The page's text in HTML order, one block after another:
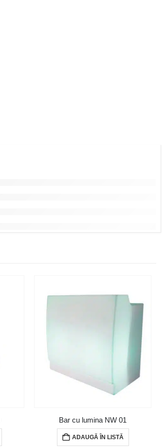
Bar cu lumina NW 01
ADAUGĂ ÎN LISTĂ